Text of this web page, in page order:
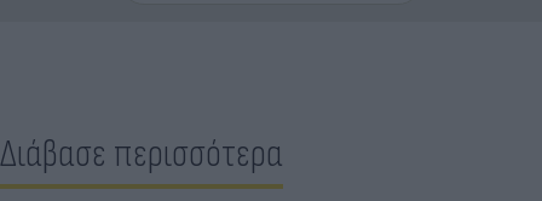
Διάβασε περισσότερα